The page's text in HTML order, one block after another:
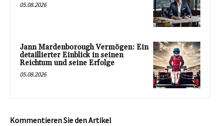
05.08.2026
Jann Mardenborough Vermögen: Ein
detaillierter Einblick in seinen
Reichtum und seine Erfolge
05.08.2026
Kommentieren Sie den Artikel